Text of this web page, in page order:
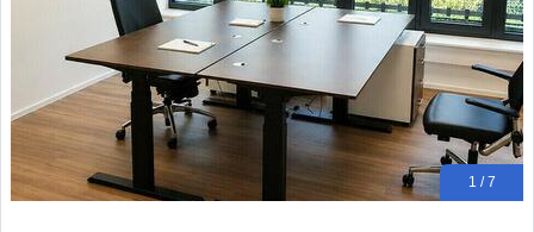
1 / 7